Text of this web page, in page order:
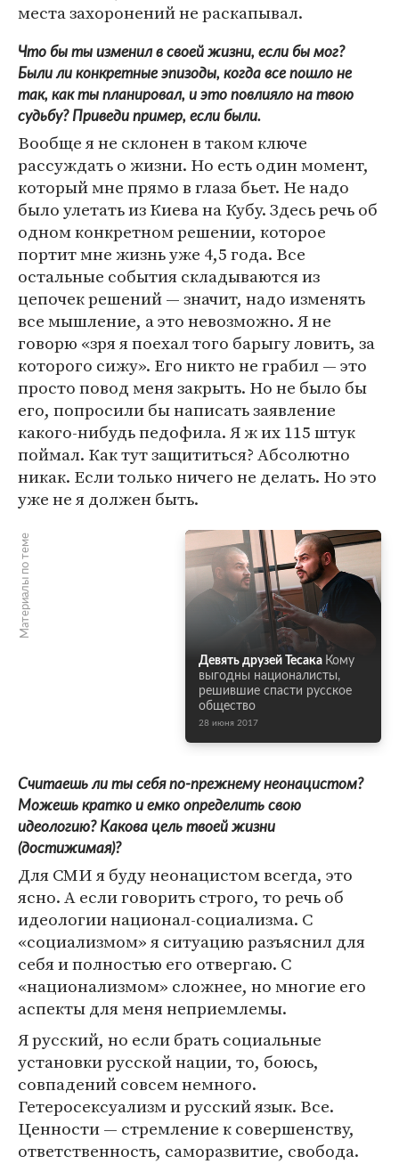
места захоронений не раскапывал.
Что бы ты изменил в своей жизни, если бы мог?
Были ли конкретные эпизоды, когда все пошло не
так, как ты планировал, и это повлияло на твою
судьбу? Приведи пример, если были.
Вообще я не склонен в таком ключе
рассуждать о жизни. Но есть один момент,
который мне прямо в глаза бьет. Не надо
было улетать из Киева на Кубу. Здесь речь об
одном конкретном решении, которое
портит мне жизнь уже 4,5 года. Все
остальные события складываются из
цепочек решений — значит, надо изменять
все мышление, а это невозможно. Я не
говорю «зря я поехал того барыгу ловить, за
которого сижу». Его никто не грабил — это
просто повод меня закрыть. Но не было бы
его, попросили бы написать заявление
какого-нибудь педофила. Я ж их 115 штук
поймал. Как тут защититься? Абсолютно
никак. Если только ничего не делать. Но это
уже не я должен быть.
Материалы по теме
Девять друзей Тесака Кому
выгодны националисты,
решившие спасти русское
общество
28 июня 2017
Считаешь ли ты себя по-прежнему неонацистом?
Можешь кратко и емко определить свою
идеологию? Какова цель твоей жизни
(достижимая)?
Для СМИ я буду неонацистом всегда, это
ясно. А если говорить строго, то речь об
идеологии национал-социализма. С
«социализмом» я ситуацию разъяснил для
себя и полностью его отвергаю. С
«национализмом» сложнее, но многие его
аспекты для меня неприемлемы.
Я русский, но если брать социальные
установки русской нации, то, боюсь,
совпадений совсем немного.
Гетеросексуализм и русский язык. Все.
Ценности — стремление к совершенству,
ответственность, саморазвитие, свобода.